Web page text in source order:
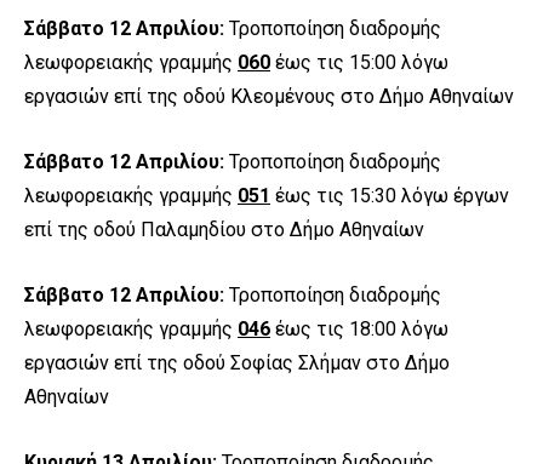
Σάββατο 12 Απριλίου: Τροποποίηση διαδρομής
λεωφορειακής γραμμής 060 έως τις 15:00 λόγω
εργασιών επί της οδού Κλεομένους στο Δήμο Αθηναίων
Σάββατο 12 Απριλίου: Τροποποίηση διαδρομής
λεωφορειακής γραμμής 051 έως τις 15:30 λόγω έργων
επί της οδού Παλαμηδίου στο Δήμο Αθηναίων
Σάββατο 12 Απριλίου: Τροποποίηση διαδρομής
λεωφορειακής γραμμής 046 έως τις 18:00 λόγω
εργασιών επί της οδού Σοφίας Σλήμαν στο Δήμο
Αθηναίων